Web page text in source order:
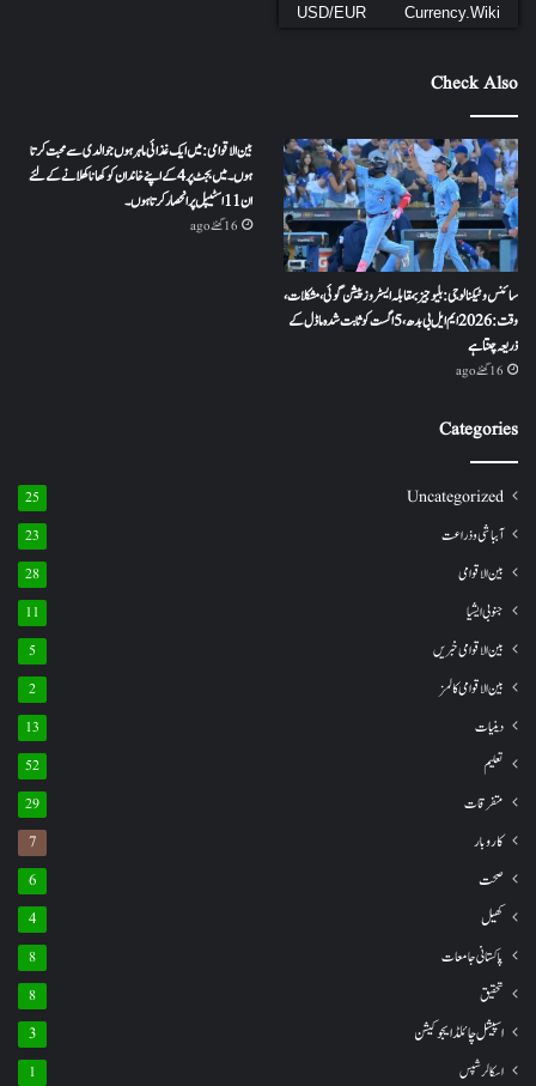
USD/EUR Currency.Wiki
Check Also
سائنس و ٹیکنالوجی: بلیو جیز بمقابلہ ایسٹروز پیشن گوئی، مشکلات،
وقت: 2026 ایم ایل بی بدھ، 5 اگست کو ثابت شدہ ماڈل کے
ذریعہ چنتا ہے
16 گھنٹے ago
بین الاقوامی: میں ایک غذائی ماہر ہوں جو الدی سے محبت کرتا
ہوں ۔ میں بجٹ پر 4 کے اپنے خاندان کو کھانا کھلانے کے لئے
ان 11 اسٹیپل پر انحصار کرتا ہوں ۔
16 گھنٹے ago
Categories
Uncategorized
25
آبباشی وذراعت 23
بین الاقوامی 28
جنوبی ایشیا 11
بین الاقوامی خبریں 5
بین الاقوامی کالمز 2
دینیات 13
تعلیم 52
متفرقات 29
کاروبار 7
صحت 6
کھیل 4
پاکستانی جامعات 8
تحقیق 8
اسپیشل چائلڈ ایجوکیشن 3
اسکالرشپس 1